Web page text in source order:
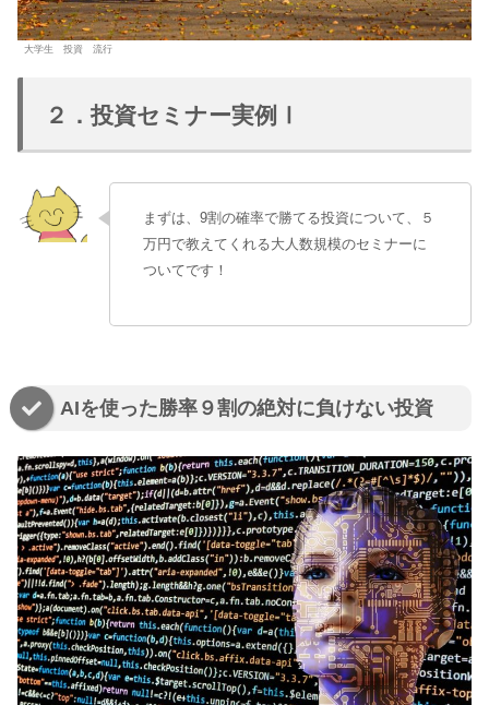
大学生 投資 流行
２．投資セミナー実例Ⅰ
まずは、9割の確率で勝てる投資について、５
万円で教えてくれる大人数規模のセミナーに
ついてです！
AIを使った勝率９割の絶対に負けない投資